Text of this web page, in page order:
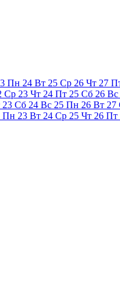
Пн 24 Вт 25 Ср 26 Чт 27
Ср 23 Чт 24 Пт 25 Сб 26 Вс
23 Сб 24 Вс 25 Пн 26 Вт 27
Пн 23 Вт 24 Ср 25 Чт 26 Пт